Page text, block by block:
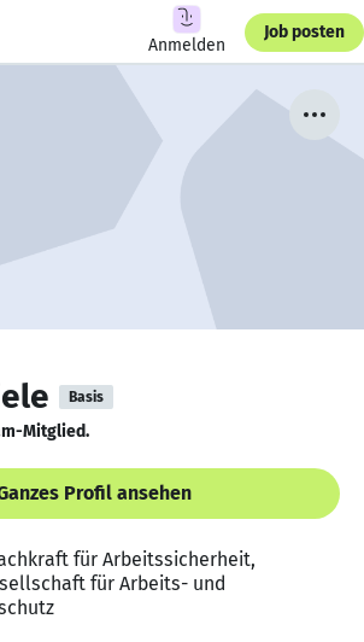
Anmelden
Job posten
Basis
Mitglied.
Profil ansehen
für Arbeitssicherheit,
für Arbeits- und